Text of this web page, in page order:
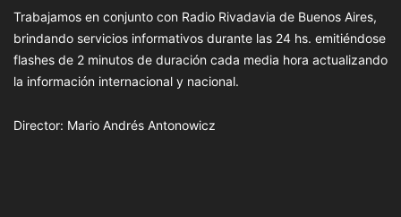
Trabajamos en conjunto con Radio Rivadavia de Buenos Aires,
brindando servicios informativos durante las 24 hs. emitiéndose
flashes de 2 minutos de duración cada media hora actualizando
la información internacional y nacional.
Director: Mario Andrés Antonowicz